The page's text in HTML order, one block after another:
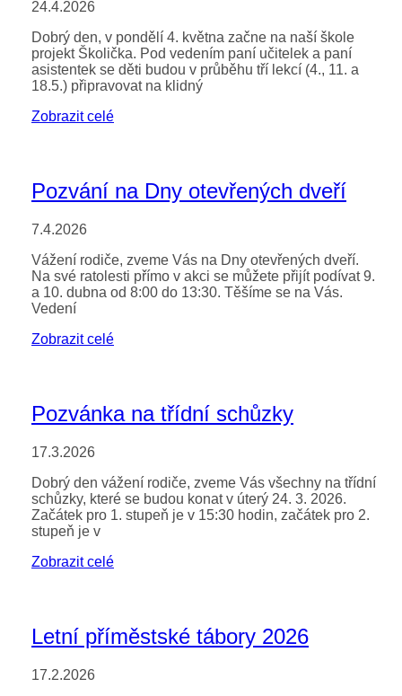
24.4.2026
Dobrý den, v pondělí 4. května začne na naší škole
projekt Školička. Pod vedením paní učitelek a paní
asistentek se děti budou v průběhu tří lekcí (4., 11. a
18.5.) připravovat na klidný
Zobrazit celé
Pozvání na Dny otevřených dveří
7.4.2026
Vážení rodiče, zveme Vás na Dny otevřených dveří.
Na své ratolesti přímo v akci se můžete přijít podívat 9.
a 10. dubna od 8:00 do 13:30. Těšíme se na Vás.
Vedení
Zobrazit celé
Pozvánka na třídní schůzky
17.3.2026
Dobrý den vážení rodiče, zveme Vás všechny na třídní
schůzky, které se budou konat v úterý 24. 3. 2026.
Začátek pro 1. stupeň je v 15:30 hodin, začátek pro 2.
stupeň je v
Zobrazit celé
Letní příměstské tábory 2026
17.2.2026